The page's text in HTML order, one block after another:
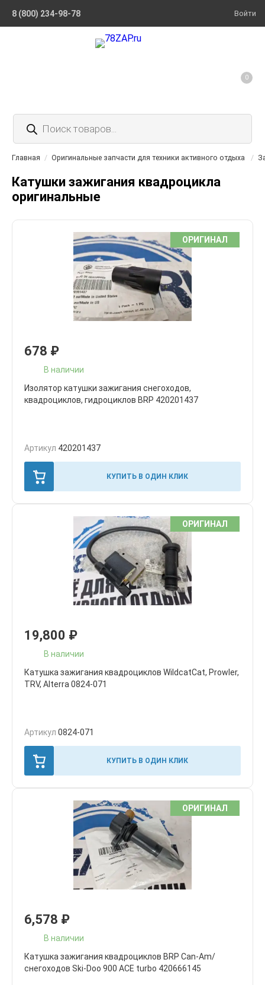
8 (800) 234-98-78 Войти
Поиск
товаров
0
Главная / Оригинальные запчасти для техники активного отдыха /
Катушки зажигания квадроцикла
оригинальные
ОРИГИНАЛ
678 ₽
В наличии
Изолятор катушки зажигания снегоходов,
квадроциклов, гидроциклов BRP 420201437
Артикул 420201437
КУПИТЬ В ОДИН КЛИК
ОРИГИНАЛ
19,800 ₽
В наличии
Катушка зажигания квадроциклов WildcatCat, Prowler,
TRV, Alterra 0824-071
Артикул 0824-071
КУПИТЬ В ОДИН КЛИК
ОРИГИНАЛ
6,578 ₽
В наличии
Катушка зажигания квадроциклов BRP Can-Am/
снегоходов Ski-Doo 900 ACE turbo 420666145